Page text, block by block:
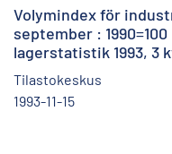
Volymindex för
september :
lagerstatistik 1993, 3
Tilastokeskus
1993-11-15